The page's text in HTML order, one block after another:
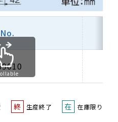
終 生産終了 在 在庫限り